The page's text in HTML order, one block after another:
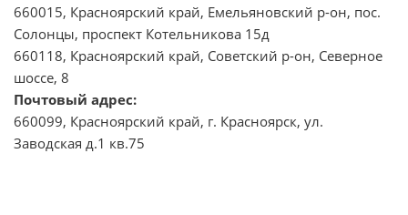
660015, Красноярский край, Емельяновский р-он, пос.
Солонцы, проспект Котельникова 15д
660118, Красноярский край,​ Советский р-он, ​Северное
шоссе, 8
Почтовый адрес:
660099, Красноярский край, г. Красноярск, ул.
Заводская д.1 кв.75